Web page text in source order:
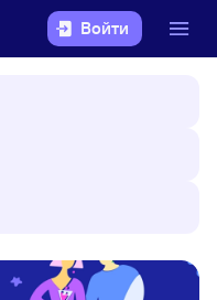
Войти